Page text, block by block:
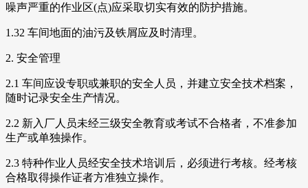
噪声严重的作业区(点)应采取切实有效的防护措施。
1.32 车间地面的油污及铁屑应及时清理。
2. 安全管理
2.1 车间应设专职或兼职的安全人员，并建立安全技术档案，
随时记录安全生产情况。
2.2 新入厂人员未经三级安全教育或考试不合格者，不准参加
生产或单独操作。
2.3 特种作业人员经安全技术培训后，必须进行考核。经考核
合格取得操作证者方准独立操作。